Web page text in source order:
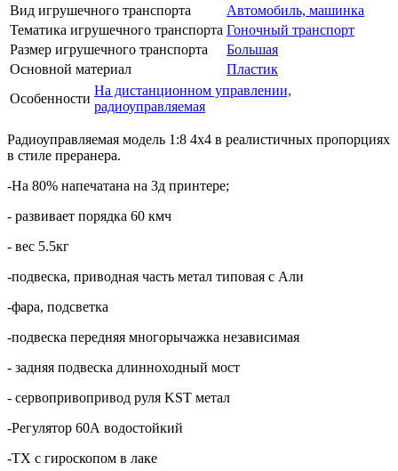
Вид игрушечного транспорта
Автомобиль, машинка
Тематика игрушечного транспорта Гоночный транспорт
Размер игрушечного транспорта
Большая
Основной материал
Пластик
Особенности
На дистанционном управлении,
радиоуправляемая
Радиоуправляемая модель 1:8 4х4 в реалистичных пропорциях
в стиле преранера.
-На 80% напечатана на 3д принтере;
- развивает порядка 60 кмч
- вес 5.5кг
-подвеска, приводная часть метал типовая с Али
-фара, подсветка
-подвеска передняя многорычажка независимая
- задняя подвеска длинноходный мост
- сервопривопривод руля KST метал
-Регулятор 60А водостойкий
-TX с гироскопом в лаке